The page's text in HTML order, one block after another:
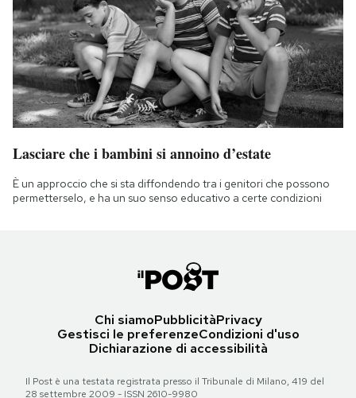
Lasciare che i bambini si annoino d’estate
È un approccio che si sta diffondendo tra i genitori che possono
permetterselo, e ha un suo senso educativo a certe condizioni
Chi siamoPubblicitàPrivacy
Gestisci le preferenzeCondizioni d'uso
Dichiarazione di accessibilità
Il Post è una testata registrata presso il Tribunale di Milano, 419 del
28 settembre 2009 - ISSN 2610-9980